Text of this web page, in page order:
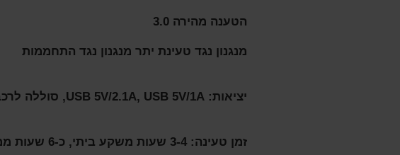
הטענה מהירה 3.0
מנגנון נגד טעינת יתר מנגנון נגד התחממות
יציאות: USB 5V/2.1A, USB 5V/1A, סוללה לרכב 12V
זמן טעינה: 3-4 שעות משקע ביתי, כ-6 שעות ממטען הרכב